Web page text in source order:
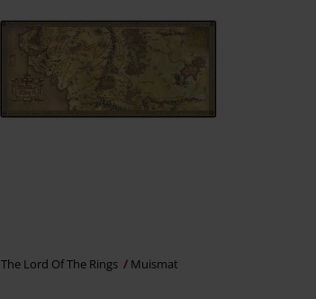
The Lord Of The Rings Muismat